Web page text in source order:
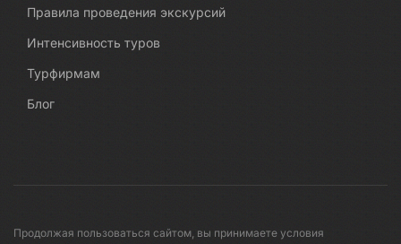
Правила проведения экскурсий
Интенсивность туров
Турфирмам
Блог
Продолжая пользоваться сайтом, вы принимаете условия